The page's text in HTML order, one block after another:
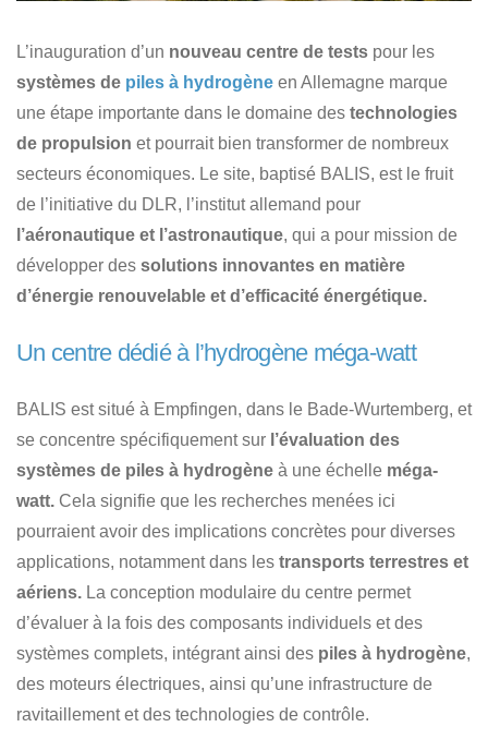
L’inauguration d’un nouveau centre de tests pour les
systèmes de piles à hydrogène en Allemagne marque
une étape importante dans le domaine des technologies
de propulsion et pourrait bien transformer de nombreux
secteurs économiques. Le site, baptisé BALIS, est le fruit
de l’initiative du DLR, l’institut allemand pour
l’aéronautique et l’astronautique, qui a pour mission de
développer des solutions innovantes en matière
d’énergie renouvelable et d’efficacité énergétique.
Un centre dédié à l’hydrogène méga-watt
BALIS est situé à Empfingen, dans le Bade-Wurtemberg, et
se concentre spécifiquement sur l’évaluation des
systèmes de piles à hydrogène à une échelle méga-
watt. Cela signifie que les recherches menées ici
pourraient avoir des implications concrètes pour diverses
applications, notamment dans les transports terrestres et
aériens. La conception modulaire du centre permet
d’évaluer à la fois des composants individuels et des
systèmes complets, intégrant ainsi des piles à hydrogène,
des moteurs électriques, ainsi qu’une infrastructure de
ravitaillement et des technologies de contrôle.